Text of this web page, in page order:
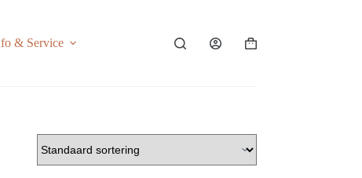
& Service
Shopping